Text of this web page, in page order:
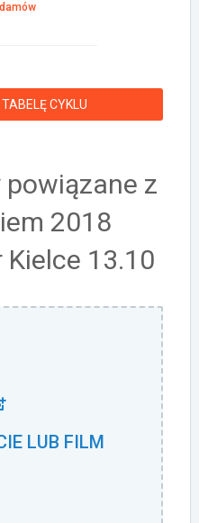
CYKLU
z
2018
Kielce 13.10
LUB FILM